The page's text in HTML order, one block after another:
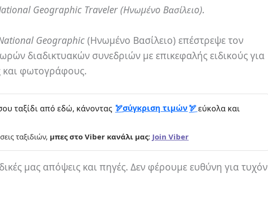
Geographic Traveler (Ηνωμένο Βασίλειο).
Geographic(Ηνωμένο Βασίλειο) επέστρεψε τον
διαδικτυακών συνεδριών με επικεφαλής ειδικούς για
και φωτογράφους.
ταξίδι από εδώ, κάνοντας σύγκριση τιμών
εύκολα και
ταξιδιών, μπες στο Viber κανάλι μας: Join Viber
μας απόψεις και πηγές. Δεν φέρουμε ευθύνη για τυχόν